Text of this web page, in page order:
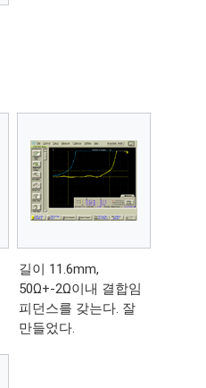
길이 11.6mm,
50Ω+-2Ω이내 결합임
피던스를 갖는다. 잘
만들었다.